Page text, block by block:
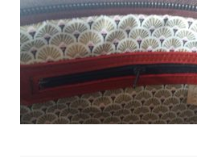
Commandes particulières
E-Boutique
Pour acheter
Contact